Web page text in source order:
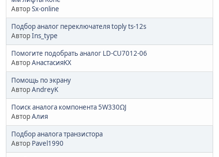
АвторSx-online
Подбор аналог переключателя toply ts-12s
АвторIns_type
Помогите подобрать аналог LD-CU7012-06
АвторАнастасияKX
Помощь по экрану
АвторAndreyK
Поиск аналога компонента 5W330ΩJ
АвторАлия
Подбор аналога транзистора
Автор Pavel1990